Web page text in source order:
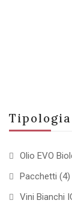
Tipologia
Olio EVO
Pacchetti (4)
Vini Bianchi